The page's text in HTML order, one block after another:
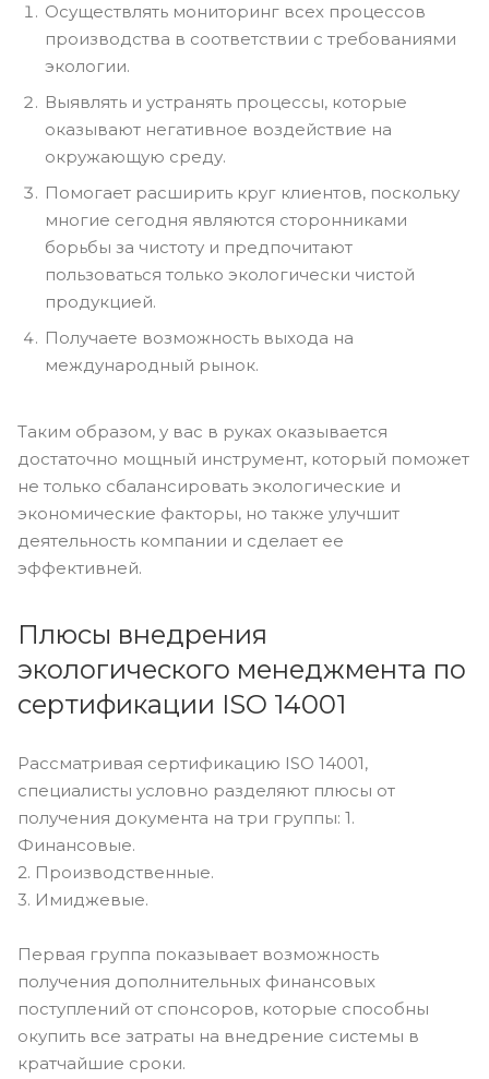
Осуществлять мониторинг всех процессов
производства в соответствии с требованиями
экологии.
Выявлять и устранять процессы, которые
оказывают негативное воздействие на
окружающую среду.
Помогает расширить круг клиентов, поскольку
многие сегодня являются сторонниками
борьбы за чистоту и предпочитают
пользоваться только экологически чистой
продукцией.
Получаете возможность выхода на
международный рынок.
Таким образом, у вас в руках оказывается
достаточно мощный инструмент, который поможет
не только сбалансировать экологические и
экономические факторы, но также улучшит
деятельность компании и сделает ее
эффективней.
Плюсы внедрения
экологического менеджмента по
сертификации ISO 14001
Рассматривая сертификацию ISO 14001,
специалисты условно разделяют плюсы от
получения документа на три группы: 1.
Финансовые.
2. Производственные.
3. Имиджевые.
Первая группа показывает возможность
получения дополнительных финансовых
поступлений от спонсоров, которые способны
окупить все затраты на внедрение системы в
кратчайшие сроки.